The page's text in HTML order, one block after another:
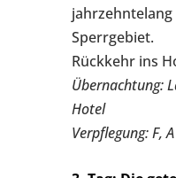
Sperrgebiet.
Rückkehr ins
Übernachtung:
Hotel
Verpflegung: F, A